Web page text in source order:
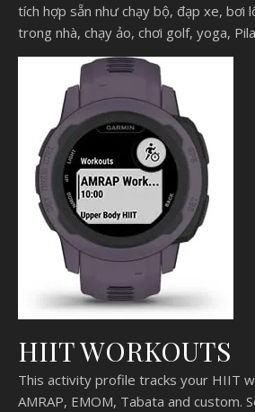
tích hợp sẵn như chạy bộ, đạp xe, bơi
trong nhà, chạy ảo, chơi golf, yoga,
HIIT WORKOUTS
This activity profile tracks your HIIT
AMRAP, EMOM, Tabata and custom.